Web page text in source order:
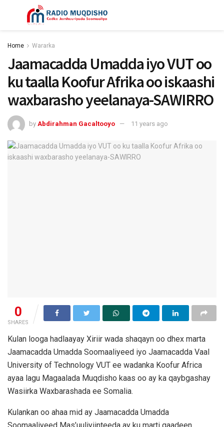
Home Wararka
Jaamacadda Umadda iyo VUT oo
ku taalla Koofur Afrika oo iskaashi
waxbarasho yeelanaya-SAWIRRO
by Abdirahman Gacaltooyo 11 years ago
0
SHARES
Kulan looga hadlaayay Xiriir wada shaqayn oo dhex marta
Jaamacadda Umadda Soomaaliyeed iyo Jaamacadda Vaal
University of Technology VUT ee wadanka Koofur Africa
ayaa lagu Magaalada Muqdisho kaas oo ay ka qaybgashay
Wasiirka Waxbarashada ee Somalia.
Kulankan oo ahaa mid ay Jaamacadda Umadda